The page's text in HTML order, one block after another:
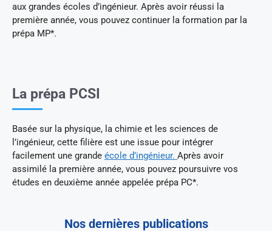
aux grandes écoles d’ingénieur. Après avoir réussi la
première année, vous pouvez continuer la formation par la
prépa MP*.
La prépa PCSI
Basée sur la physique, la chimie et les sciences de
l’ingénieur, cette filière est une issue pour intégrer
facilement une grande école d’ingénieur. Après avoir
assimilé la première année, vous pouvez poursuivre vos
études en deuxième année appelée prépa PC*.
Nos dernières publications